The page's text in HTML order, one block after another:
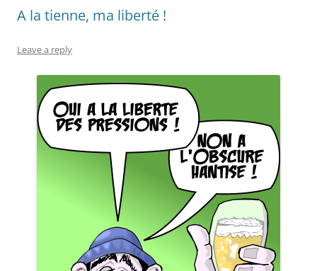
A la tienne, ma liberté !
Leave a reply